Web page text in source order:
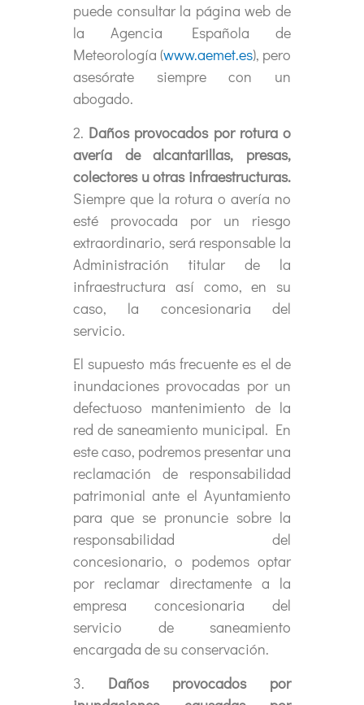
puede consultar la página web de
la Agencia Española de
Meteorología (www.aemet.es), pero
asesórate siempre con un
abogado.
2. Daños provocados por rotura o
avería de alcantarillas, presas,
colectores u otras infraestructuras.
Siempre que la rotura o avería no
esté provocada por un riesgo
extraordinario, será responsable la
Administración titular de la
infraestructura así como, en su
caso, la concesionaria del
servicio.
El supuesto más frecuente es el de
inundaciones provocadas por un
defectuoso mantenimiento de la
red de saneamiento municipal. En
este caso, podremos presentar una
reclamación de responsabilidad
patrimonial ante el Ayuntamiento
para que se pronuncie sobre la
responsabilidad del
concesionario, o podemos optar
por reclamar directamente a la
empresa concesionaria del
servicio de saneamiento
encargada de su conservación.
3. Daños provocados por